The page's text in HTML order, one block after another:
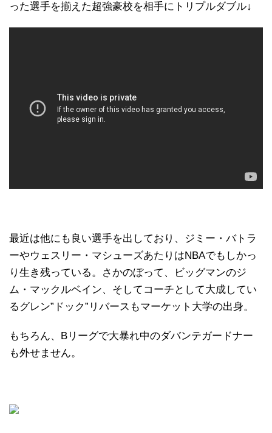
った選手を揃えた超強豪校を相手にトリプルダブル↓
最近は他にも良い選手を出しており、ジミー・バトラ
ーやウェスリー・マシューズあたりはNBAでもしかっ
り生き残っている。さかのぼって、ビッグマンのジ
ム・マックルベイン、そしてコーチとして大成してい
るグレン”ドック”リバースもマーケット大学の出身。
もちろん、Bリーグで大暴れ中のダバンテガードナー
も外せません。